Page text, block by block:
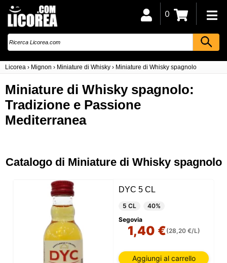
Licorea › Mignon › Miniature di Whisky › Miniature di Whisky spagnolo
0
Miniature di Whisky spagnolo:
Tradizione e Passione
Mediterranea
Catalogo di Miniature di Whisky spagnolo
DYC 5 CL
5 CL
40%
Segovia
1,40 €(28,20 €/L)
Aggiungi al carrello